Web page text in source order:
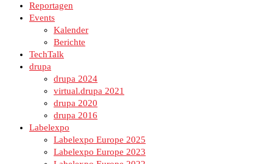
Reportagen
Events
Kalender
Berichte
TechTalk
drupa
drupa 2024
virtual.drupa 2021
drupa 2020
drupa 2016
Labelexpo
Labelexpo Europe 2025
Labelexpo Europe 2023